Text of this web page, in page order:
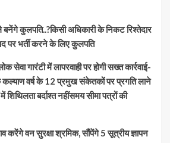
बनेंगे कुलपति..?किसी अधिकारी के निकट रिश्तेदार
पर भर्ती करने के लिए कुलपति
सेवा गारंटी में लापरवाही पर होगी सख्त कार्रवाई-
वर्ष के 12 प्रमुख संकेतकों पर प्रगति लाने
शिथिलता बर्दाश्त नहींसमय सीमा पत्रों की
करेंगे वन सुरक्षा श्रमिक, सौंपेंगे 5 सूत्रीय ज्ञापन